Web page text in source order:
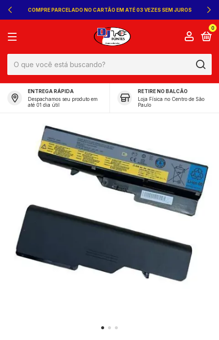
COMPRE PARCELADO NO CARTÃO EM ATÉ 03 VEZES SEM JUROS
0
ENTREGA RÁPIDA
Despachamos seu produto em
até 01 dia útil
RETIRE NO BALCÃO
Loja Física no Centro de São
Paulo